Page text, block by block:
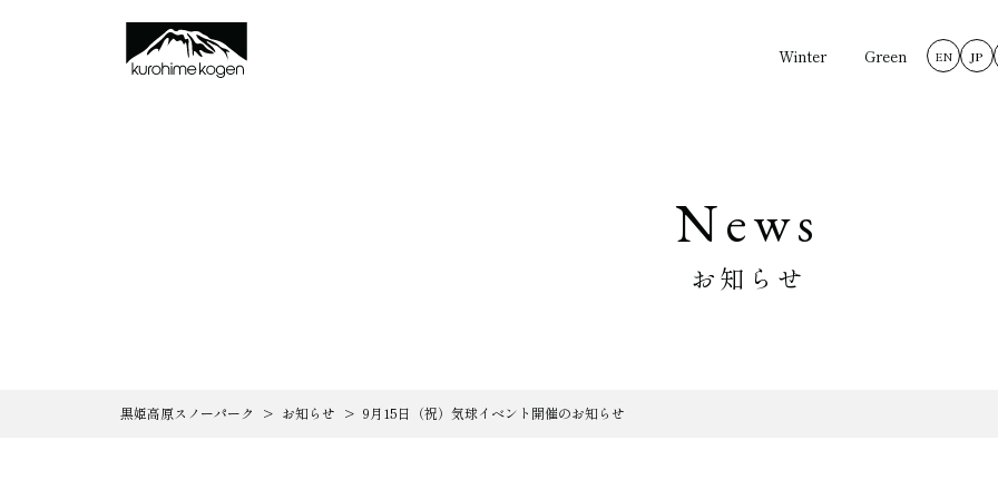
Winter Green EN JP
News
お知らせ
黒姫高原スノーパーク > お知らせ > 9月15日（祝）気球イベント開催のお知らせ